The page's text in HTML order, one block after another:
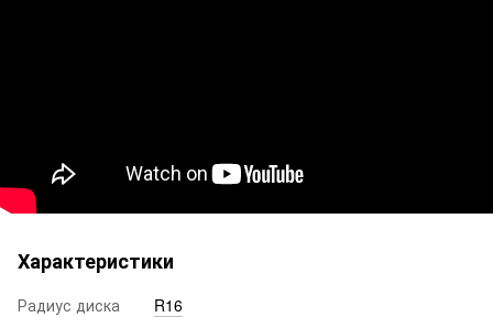
Характеристики
Радиус диска
R16